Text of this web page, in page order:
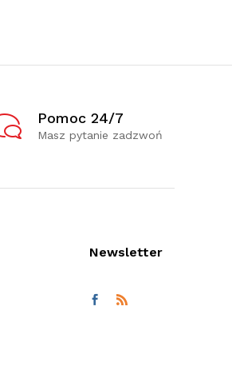
Pomoc 24/7
Masz pytanie zadzwoń
Newsletter